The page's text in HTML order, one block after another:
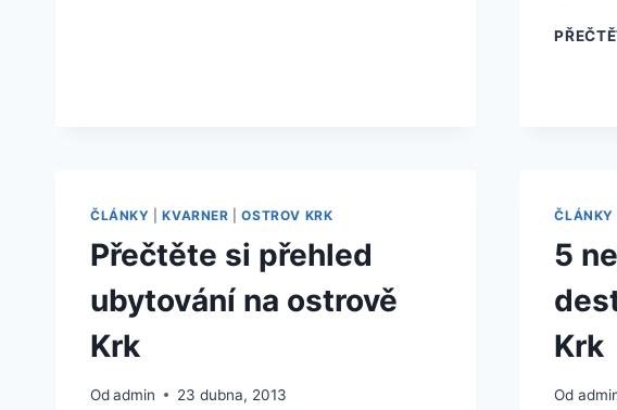
ČLÁNKY |KVARNER |OSTROV KRK
Přečtěte si přehled
ubytování na ostrově
Krk
Odadmin 23 dubna, 2013
ČLÁNKY
5
Krk
Od